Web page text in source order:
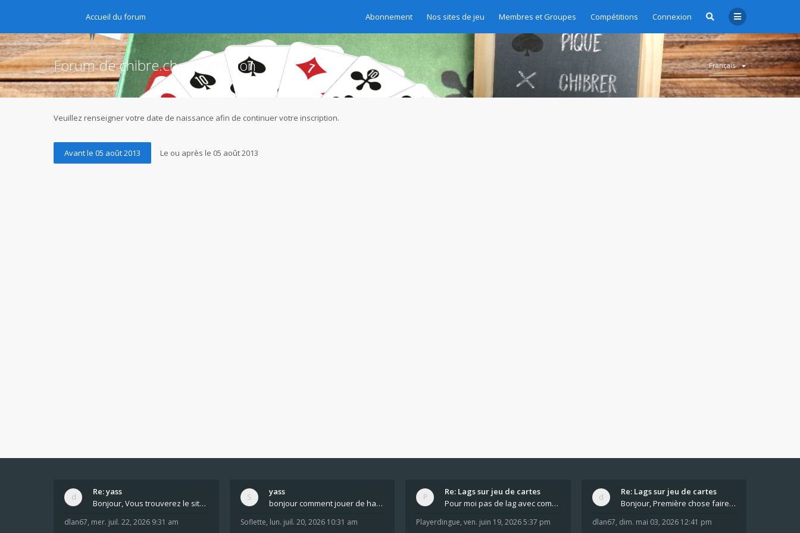
Abonnement Nos sites de jeu Membres et Groupes Compétitions Connexion
Accueil du forum
Forum de chibre.ch - Inscription Français
Veuillez renseigner votre date de naissance afin de continuer votre inscription.
Re: yass
Bonjour, Vous trouverez le site ici dans le foru
dlan67, mer. juil. 22, 2026 9:31 am
yass
bonjour comment jouer de haut en bas tout atout mi
Soflette, lun. juil. 20, 2026 10:31 am
Re: Lags sur jeu de cartes
Pour moi pas de lag avec comme navigateur Chrome
Playerdingue, ven. juin 19, 2026 5:37 pm
Re: Lags sur jeu de cartes
Bonjour, Première chose faire un arrêt complet de
dlan67, dim. mai 03, 2026 12:41 pm